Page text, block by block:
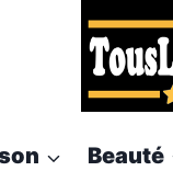
Beauté